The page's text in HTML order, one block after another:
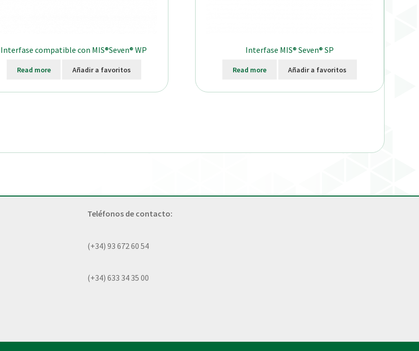
Interfase compatible con MIS®Seven® WP
Read more Añadir a favoritos
Interfase MIS® Seven® SP
Read more Añadir a favoritos
Teléfonos de contacto:
(+34) 93 672 60 54
(+34) 633 34 35 00